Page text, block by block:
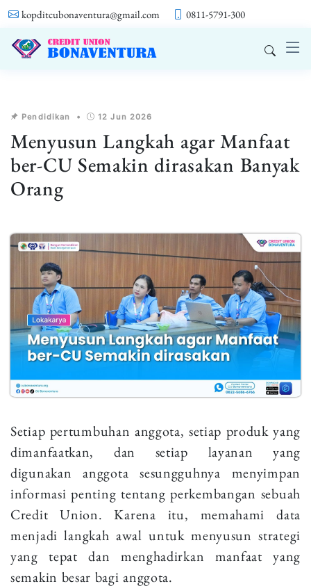
kopditcubonaventura@gmail.com 0811-5791-300
Pendidikan • 12 Jun 2026
Menyusun Langkah agar Manfaat
ber-CU Semakin dirasakan Banyak
Orang
Setiap pertumbuhan anggota, setiap produk yang
dimanfaatkan, dan setiap layanan yang
digunakan anggota sesungguhnya menyimpan
informasi penting tentang perkembangan sebuah
Credit Union. Karena itu, memahami data
menjadi langkah awal untuk menyusun strategi
yang tepat dan menghadirkan manfaat yang
semakin besar bagi anggota.